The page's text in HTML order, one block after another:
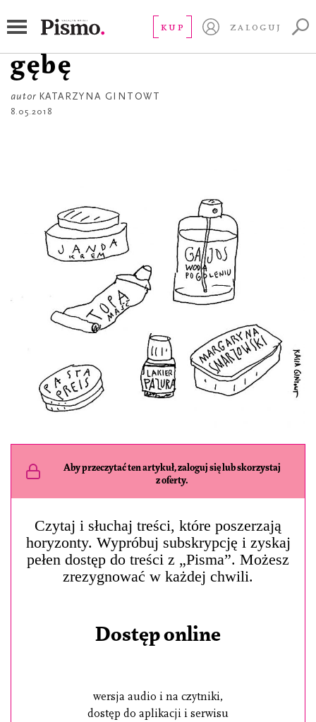
KUP ZALOGUJ
Sprawki: Kup pan
gębę
autor KATARZYNA GINTOWT
8.05.2018
Aby przeczytać ten artykuł, zaloguj się lub skorzystaj
z oferty.
Czytaj i słuchaj treści, które poszerzają
horyzonty. Wypróbuj subskrypcję i zyskaj
pełen dostęp do treści z „Pisma”. Możesz
zrezygnować w każdej chwili.
Dostęp online
wersja audio i na czytniki,
dostęp do aplikacji i serwisu